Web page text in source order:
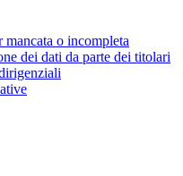
mancata o incompleta
dei dati da parte dei titolari